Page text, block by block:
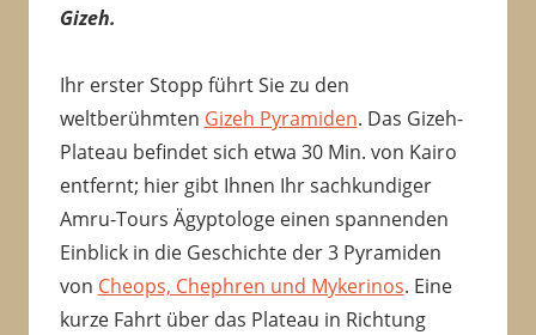
Gizeh.
Ihr erster Stopp führt Sie zu den
weltberühmten Gizeh Pyramiden. Das Gizeh-
Plateau befindet sich etwa 30 Min. von Kairo
entfernt; hier gibt Ihnen Ihr sachkundiger
Amru-Tours Ägyptologe einen spannenden
Einblick in die Geschichte der 3 Pyramiden
von Cheops, Chephren und Mykerinos. Eine
kurze Fahrt über das Plateau in Richtung